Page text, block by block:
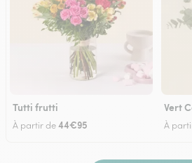
Tutti frutti
À partir de44€95
Vert
À